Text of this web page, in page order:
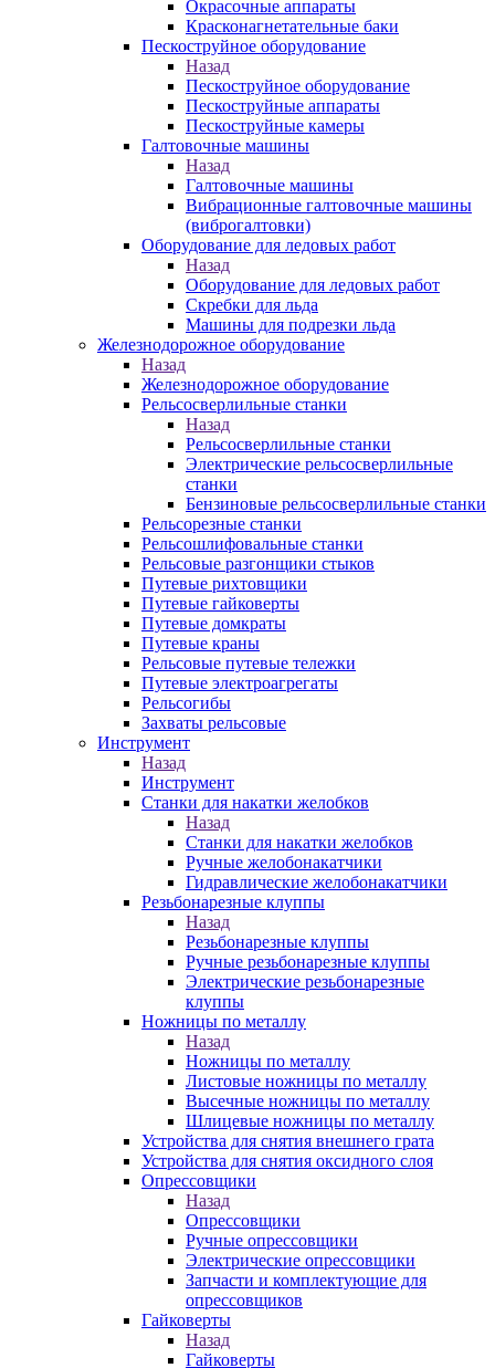
Окрасочные аппараты
Красконагнетательные баки
Пескоструйное оборудование
Назад
Пескоструйное оборудование
Пескоструйные аппараты
Пескоструйные камеры
Галтовочные машины
Назад
Галтовочные машины
Вибрационные галтовочные машины
(виброгалтовки)
Оборудование для ледовых работ
Назад
Оборудование для ледовых работ
Скребки для льда
Машины для подрезки льда
Железнодорожное оборудование
Назад
Железнодорожное оборудование
Рельсосверлильные станки
Назад
Рельсосверлильные станки
Электрические рельсосверлильные
станки
Бензиновые рельсосверлильные станки
Рельсорезные станки
Рельсошлифовальные станки
Рельсовые разгонщики стыков
Путевые рихтовщики
Путевые гайковерты
Путевые домкраты
Путевые краны
Рельсовые путевые тележки
Путевые электроагрегаты
Рельсогибы
Захваты рельсовые
Инструмент
Назад
Инструмент
Станки для накатки желобков
Назад
Станки для накатки желобков
Ручные желобонакатчики
Гидравлические желобонакатчики
Резьбонарезные клуппы
Назад
Резьбонарезные клуппы
Ручные резьбонарезные клуппы
Электрические резьбонарезные
клуппы
Ножницы по металлу
Назад
Ножницы по металлу
Листовые ножницы по металлу
Высечные ножницы по металлу
Шлицевые ножницы по металлу
Устройства для снятия внешнего грата
Устройства для снятия оксидного слоя
Опрессовщики
Назад
Опрессовщики
Ручные опрессовщики
Электрические опрессовщики
Запчасти и комплектующие для
опрессовщиков
Гайковерты
Назад
Гайковерты